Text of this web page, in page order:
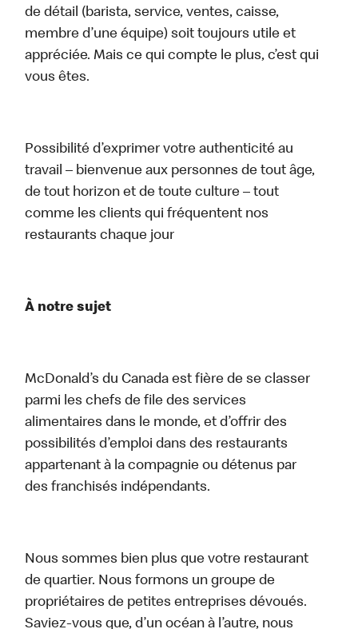
de détail (barista, service, ventes, caisse,
membre d’une équipe) soit toujours utile et
appréciée. Mais ce qui compte le plus, c’est qui
vous êtes.
Possibilité d’exprimer votre authenticité au
travail – bienvenue aux personnes de tout âge,
de tout horizon et de toute culture – tout
comme les clients qui fréquentent nos
restaurants chaque jour
À notre sujet
McDonald’s du Canada est fière de se classer
parmi les chefs de file des services
alimentaires dans le monde, et d’offrir des
possibilités d’emploi dans des restaurants
appartenant à la compagnie ou détenus par
des franchisés indépendants.
Nous sommes bien plus que votre restaurant
de quartier. Nous formons un groupe de
propriétaires de petites entreprises dévoués.
Saviez-vous que, d’un océan à l’autre, nous